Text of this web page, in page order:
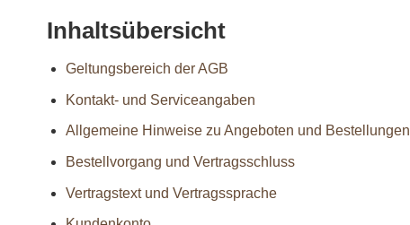
Inhaltsübersicht
Geltungsbereich der AGB
Kontakt- und Serviceangaben
Allgemeine Hinweise zu Angeboten und Bestellungen
Bestellvorgang und Vertragsschluss
Vertragstext und Vertragssprache